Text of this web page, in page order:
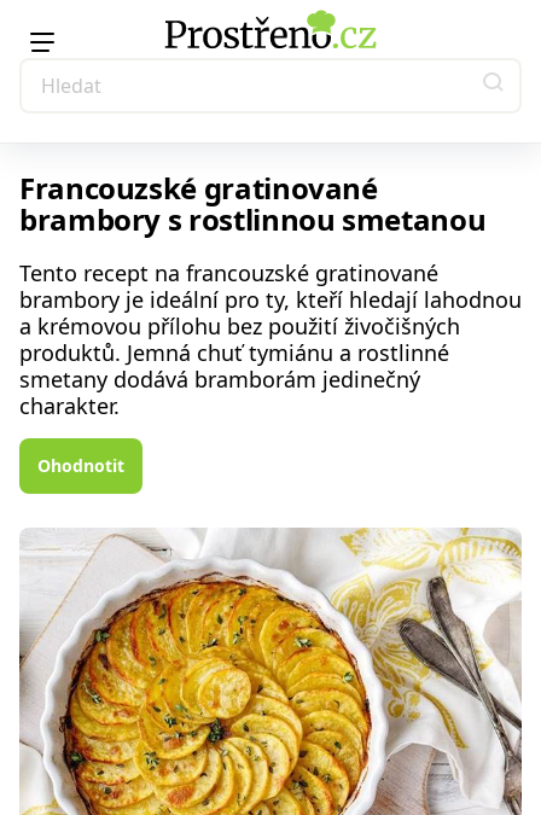
Francouzské gratinované
brambory s rostlinnou smetanou
Tento recept na francouzské gratinované
brambory je ideální pro ty, kteří hledají lahodnou
a krémovou přílohu bez použití živočišných
produktů. Jemná chuť tymiánu a rostlinné
smetany dodává bramborám jedinečný
charakter.
Ohodnotit